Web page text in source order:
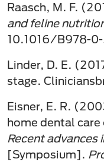
Raasch, M. F.
and feline
10.1016/B978-
Linder, D. E.
stage.
Eisner, E. R.
home dental
Recent
[Symposium].